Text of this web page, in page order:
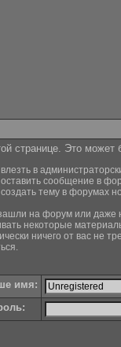
странице. Это
в
сообщение в
тему в форумах
на форум или даже
некоторые
ничего от вас не
имя: